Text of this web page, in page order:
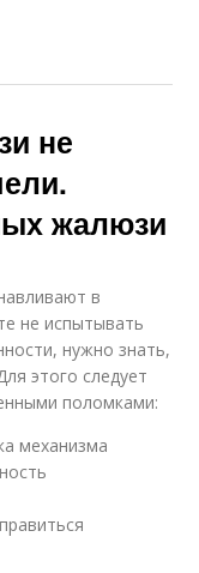
не
жалюзи
в
не испытывать
нужно знать,
этого следует
поломками:
механизма